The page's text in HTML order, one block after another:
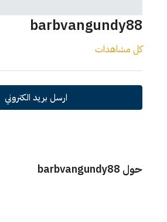
barbvangundy88
كل مشاهدات
ارسل بريد الكتروني
حول barbvangundy88